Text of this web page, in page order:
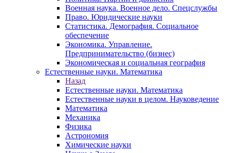
Военная наука. Военное дело. Спецслужбы
Право. Юридические науки
Статистика. Демография. Социальное
обеспечение
Экономика. Управление.
Предпринимательство (бизнес)
Экономическая и социальная география
Естественные науки. Математика
Назад
Естественные науки. Математика
Естественные науки в целом. Науковедение
Математика
Механика
Физика
Астрономия
Химические науки